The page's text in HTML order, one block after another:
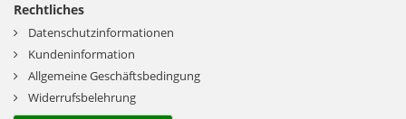
Rechtliches
Datenschutzinformationen
Kundeninformation
Allgemeine Geschäftsbedingung
Widerrufsbelehrung